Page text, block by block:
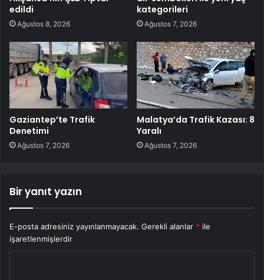
edildi
Ağustos 8, 2026
kategorileri
Ağustos 7, 2026
Gaziantep’te Trafik
Denetimi
Ağustos 7, 2026
Malatya’da Trafik Kazası: 8
Yaralı
Ağustos 7, 2026
Bir yanıt yazın
E-posta adresiniz yayınlanmayacak. Gerekli alanlar * ile
işaretlenmişlerdir